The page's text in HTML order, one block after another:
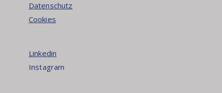
Datenschutz
Cookies
Linkedin
Instagram